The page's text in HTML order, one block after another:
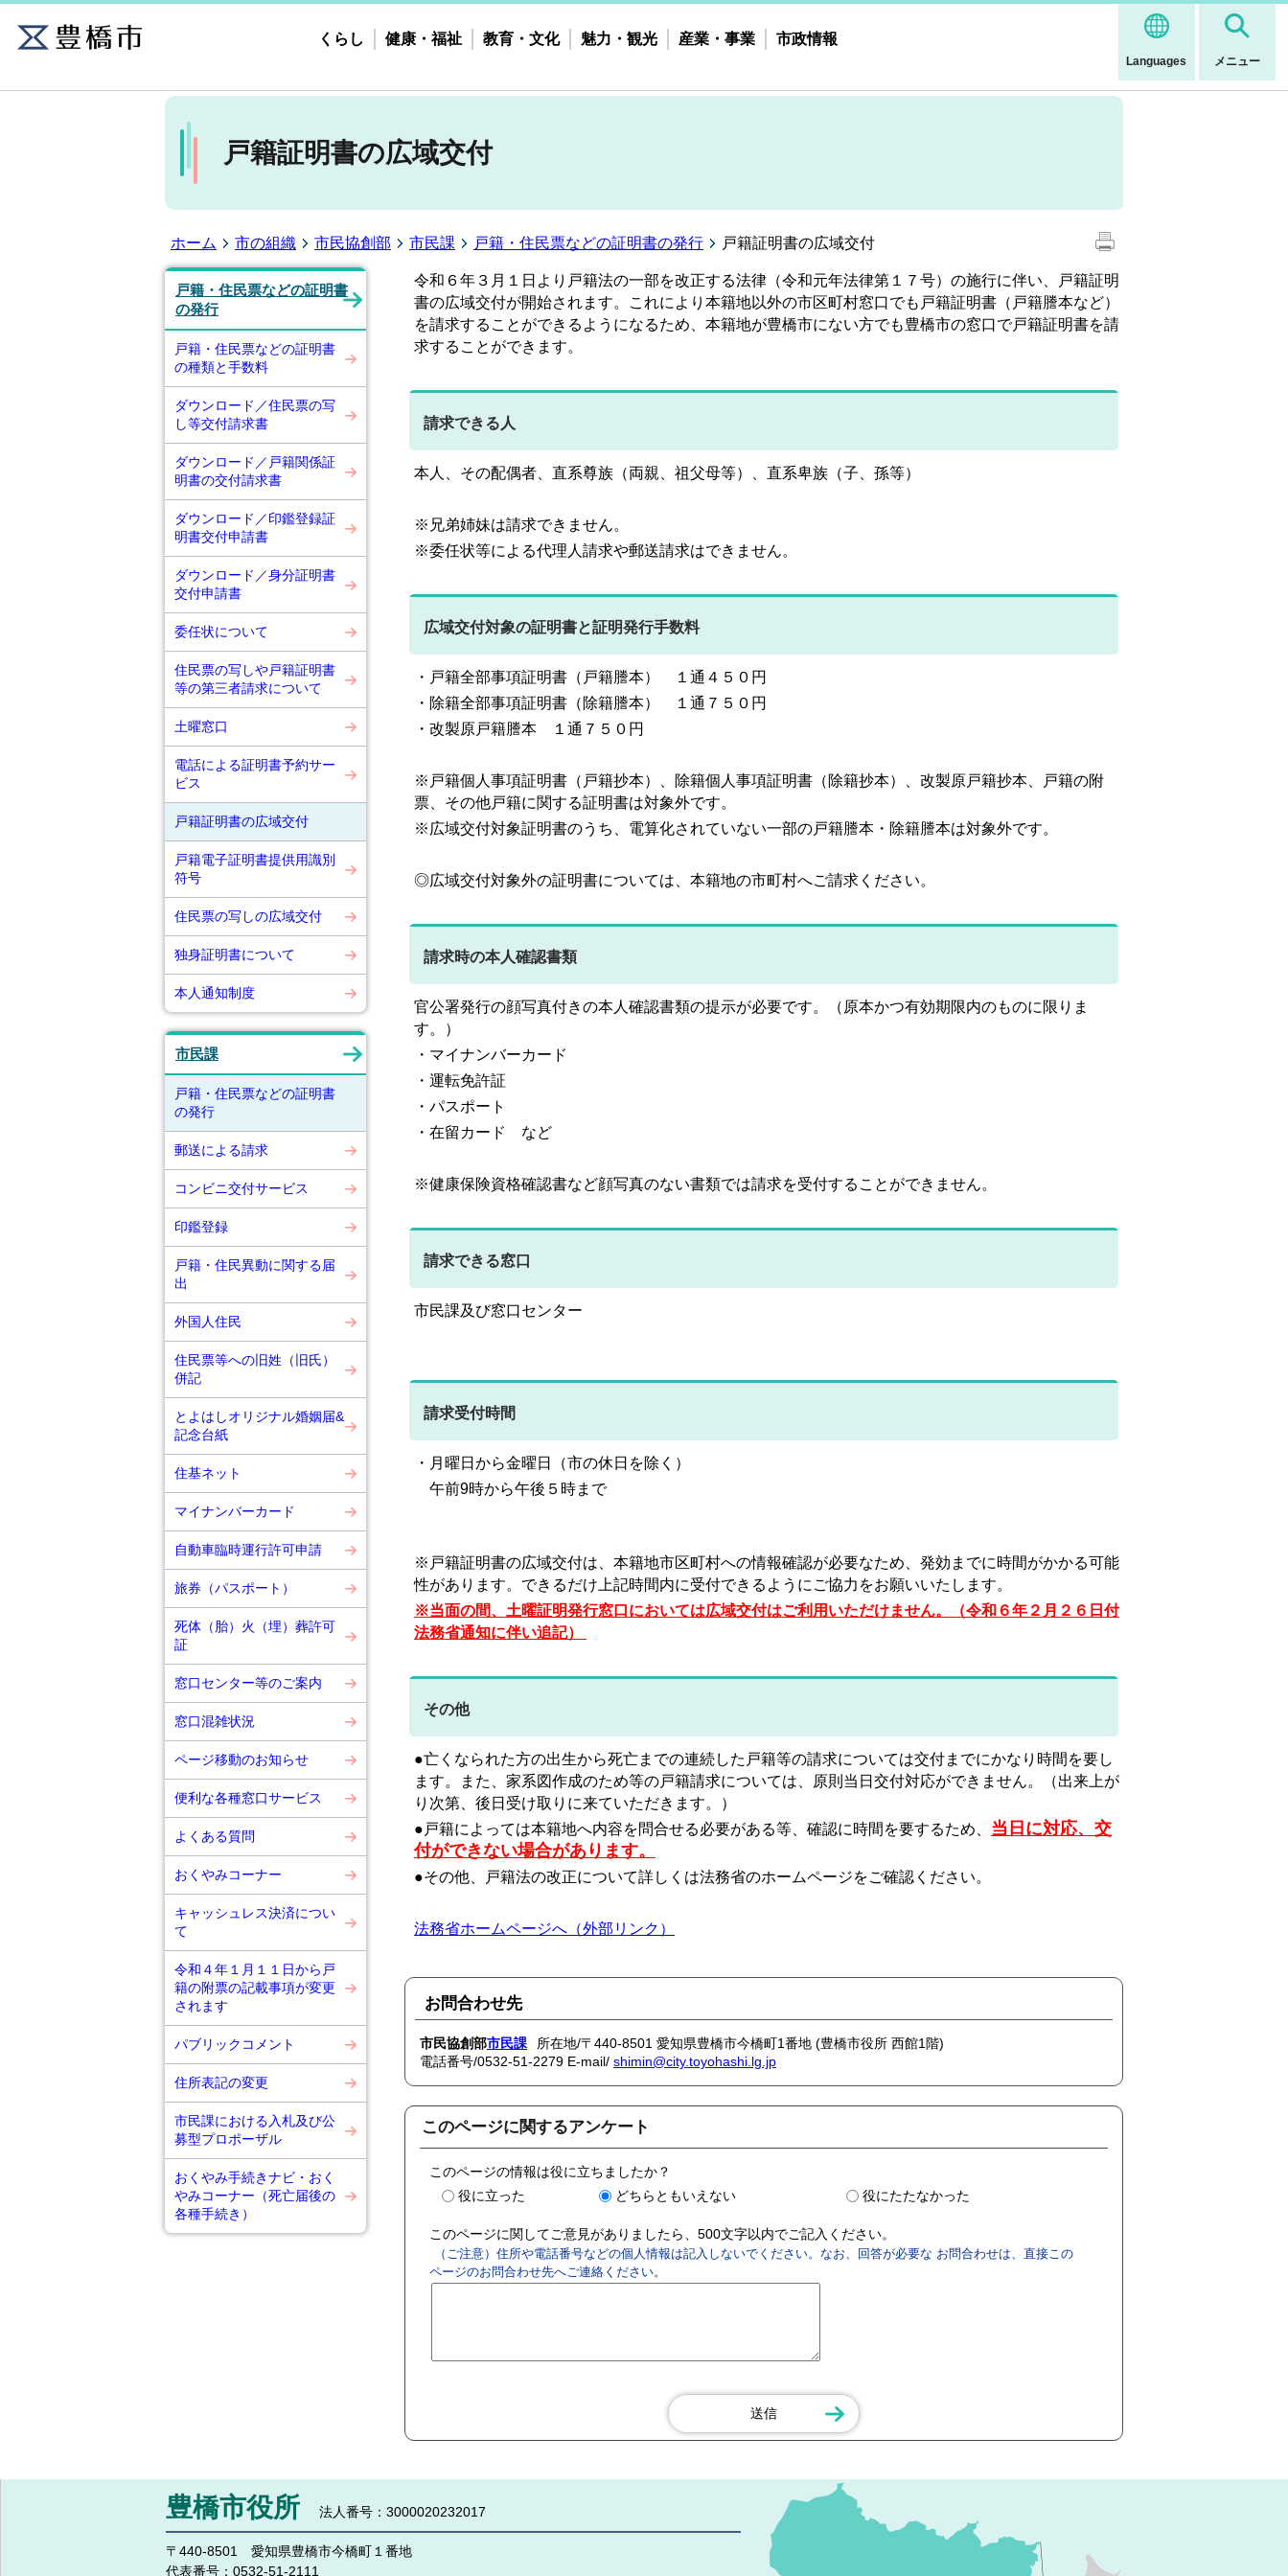
Languages メニュー
くらし 健康・福祉 教育・文化 魅力・観光 産業・事業 市政情報
戸籍証明書の広域交付
ホーム 市の組織 市民協創部 市民課 戸籍・住民票などの証明書の発行 戸籍証明書の広域交付
戸籍・住民票などの証明書
の発行
戸籍・住民票などの証明書
の種類と手数料
ダウンロード／住民票の写
し等交付請求書
ダウンロード／戸籍関係証
明書の交付請求書
ダウンロード／印鑑登録証
明書交付申請書
ダウンロード／身分証明書
交付申請書
委任状について
住民票の写しや戸籍証明書
等の第三者請求について
土曜窓口
電話による証明書予約サー
ビス
戸籍証明書の広域交付
戸籍電子証明書提供用識別
符号
住民票の写しの広域交付
独身証明書について
本人通知制度
市民課
戸籍・住民票などの証明書
の発行
郵送による請求
コンビニ交付サービス
印鑑登録
戸籍・住民異動に関する届
出
外国人住民
住民票等への旧姓（旧氏）
併記
とよはしオリジナル婚姻届&
記念台紙
住基ネット
マイナンバーカード
自動車臨時運行許可申請
旅券（パスポート）
死体（胎）火（埋）葬許可
証
窓口センター等のご案内
窓口混雑状況
ページ移動のお知らせ
便利な各種窓口サービス
よくある質問
おくやみコーナー
キャッシュレス決済につい
て
令和４年１月１１日から戸
籍の附票の記載事項が変更
されます
パブリックコメント
住所表記の変更
市民課における入札及び公
募型プロポーザル
おくやみ手続きナビ・おく
やみコーナー（死亡届後の
各種手続き）
令和６年３月１日より戸籍法の一部を改正する法律（令和元年法律第１７号）の施行に伴い、戸籍証明
書の広域交付が開始されます。これにより本籍地以外の市区町村窓口でも戸籍証明書（戸籍謄本など）
を請求することができるようになるため、 本籍地が豊橋市にない方でも豊橋市の窓口で戸籍証明書を請
求することができます。
請求できる人
本人、その配偶者、直系尊族（両親、祖父母等）、直系卑族（子、孫等）
※兄弟姉妹は請求できません。
※委任状等による代理人請求や郵送請求はできません。
広域交付対象の証明書と証明発行手数料
・戸籍全部事項証明書（戸籍謄本） １通４５０円
・除籍全部事項証明書（除籍謄本） １通７５０円
・改製原戸籍謄本 １通７５０円
※戸籍個人事項証明書（戸籍抄本）、除籍個人事項証明書（除籍抄本）、改製原戸籍抄本、戸籍の附
票、その他戸籍に関する証明書は対象外です。
※広域交付対象証明書のうち、電算化されていない一部の戸籍謄本・除籍謄本は対象外です。
◎広域交付対象外の証明書については、本籍地の市町村へご請求ください。
請求時の本人確認書類
官公署発行の顔写真付きの本人確認書類の提示が必要です。（原本かつ有効期限内のものに限りま
す。）
・マイナンバーカード
・運転免許証
・パスポート
・在留カード など
※健康保険資格確認書など顔写真のない書類では請求を受付することができません。
請求できる窓口
市民課及び窓口センター
請求受付時間
・月曜日から金曜日（市の休日を除く）
午前9時から午後５時まで
※戸籍証明書の広域交付は、本籍地市区町村への情報確認が必要なため、発効までに時間がかかる可能
性があります。できるだけ上記時間内に受付できるようにご協力をお願いいたします。
※当面の間、土曜証明発行窓口においては広域交付はご利用いただけません。（令和６年２月２６日付
法務省通知に伴い追記）
その他
●亡くなられた方の出生から死亡までの連続した戸籍等の請求については交付までにかなり時間を要し
ます。また、家系図作成のため等の戸籍請求については、原則当日交付対応ができません。（出来上が
り次第、後日受け取りに来ていただきます。）
●戸籍によっては本籍地へ内容を問合せる必要がある等、確認に時間を要するため、 当日に対応、交
付ができない場合があります。
●その他、 戸籍法の改正について詳しくは法務省のホームページをご確認ください。
法務省ホームページへ（外部リンク）
お問合わせ先
市民協創部市民課
所在地/〒440-8501 愛知県豊橋市今橋町1番地 (豊橋市役所 西館1階)
電話番号/0532-51-2279 E-mail/ shimin@city.toyohashi.lg.jp
このページに関するアンケート
このページの情報は役に立ちましたか？
役に立った
どちらともいえない 役にたたなかった
このページに関してご意見がありましたら、500文字以内でご記入ください。
（ご注意）住所や電話番号などの個人情報は記入しないでください。なお、回答が必要な お問合わせは、直接この
ページのお問合わせ先へご連絡ください。
豊橋市役所 法人番号：3000020232017
〒440-8501 愛知県豊橋市今橋町１番地
代表番号： 0532-51-2111